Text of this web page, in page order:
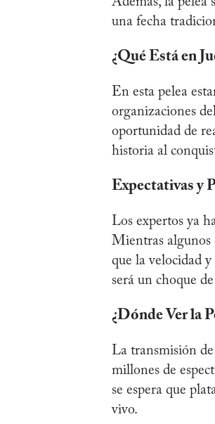
una fecha
¿Qué Está en
En esta pelea
organizaciones
oportunidad de
historia al
Expectativas y
Los expertos ya
Mientras algunos
que la velocidad
será un choque
¿Dónde Ver la
La transmisión
millones de
se espera que
vivo.